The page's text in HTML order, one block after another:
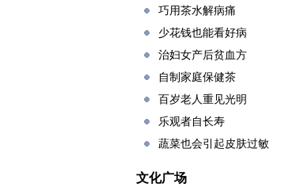
巧用茶水解病痛
少花钱也能看好病
治妇女产后贫血方
自制家庭保健茶
百岁老人重见光明
乐观者自长寿
蔬菜也会引起皮肤过敏
文化广场